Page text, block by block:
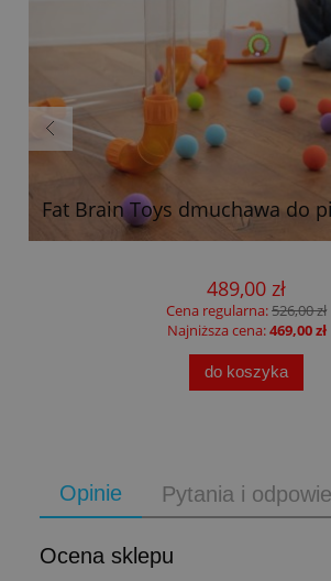
Fat Brain Toys dmuchawa do
489,00 zł
Cena regularna:526,00 zł
Najniższa cena:469,00 zł
do koszyka
Opinie Pytania i
Ocena sklepu